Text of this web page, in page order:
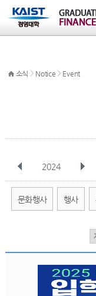
소식 > Notice > Event
2024
전체 1월 2월
문화행사 행사